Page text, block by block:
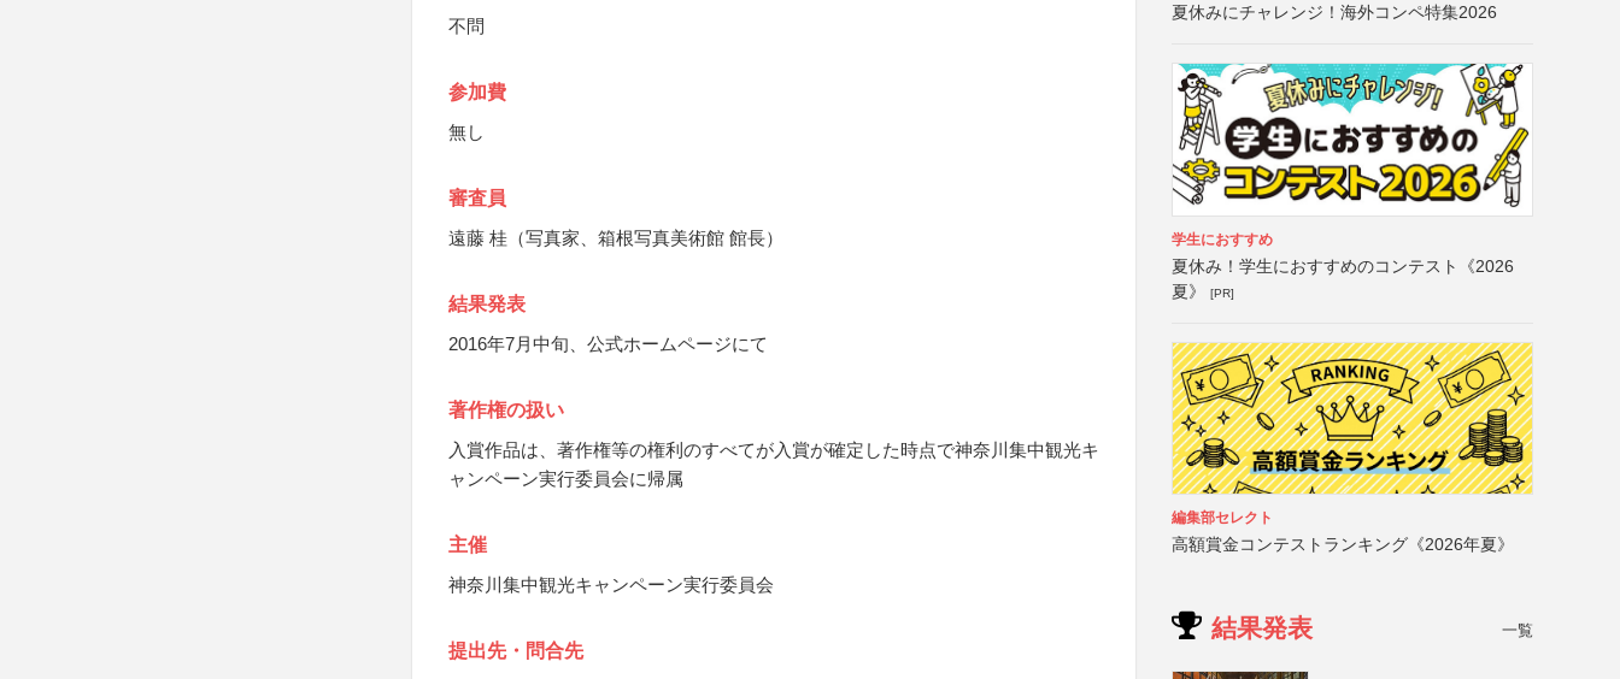
不問
参加費
無し
審査員
遠藤 桂（写真家、箱根写真美術館 館長）
結果発表
2016年7月中旬、公式ホームページにて
著作権の扱い
入賞作品は、著作権等の権利のすべてが入賞が確定した時点で神奈川集中観光キ
ャンペーン実行委員会に帰属
主催
神奈川集中観光キャンペーン実行委員会
提出先・問合先
夏休みにチャレンジ！海外コンペ特集2026
学生におすすめ
夏休み！学生におすすめのコンテスト《2026
夏》
[PR]
編集部セレクト
高額賞金コンテストランキング《2026年夏》
結果発表 一覧